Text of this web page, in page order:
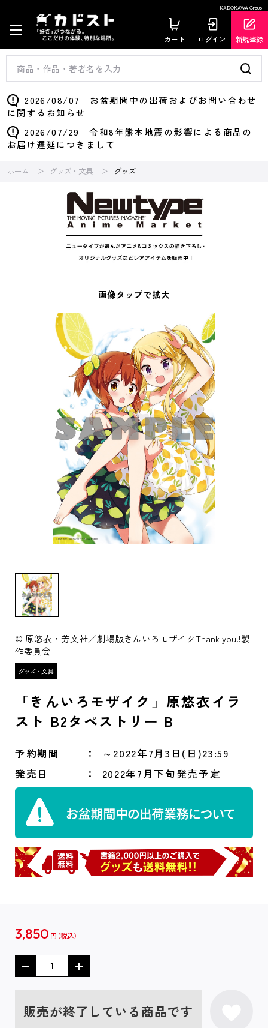
KADOKAWA Group
カート ログイン 新規登録
2026/08/07 お盆期間中の出荷およびお問い合わせ
に関するお知らせ
2026/07/29 令和8年熊本地震の影響による商品の
お届け遅延につきまして
ホーム グッズ・文具 グッズ
画像タップで拡大
© 原悠衣・芳文社／劇場版きんいろモザイクThank you!!製
作委員会
「きんいろモザイク」原悠衣イラ
スト B2タペストリー B
予約期間
～2022年7月3日(日)23:59
発売日
2022年7月下旬発売予定
3,850 円
販売が終了している商品です